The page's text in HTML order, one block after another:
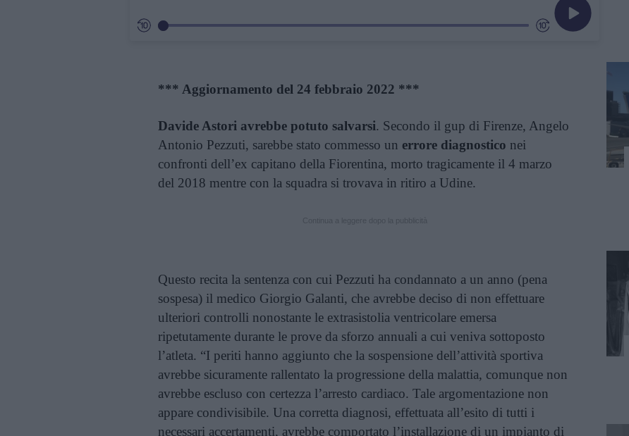
*** Aggiornamento del 24 febbraio 2022 ***
Davide Astori avrebbe potuto salvarsi. Secondo il gup di Firenze, Angelo
Antonio Pezzuti, sarebbe stato commesso un errore diagnostico nei
confronti dell’ex capitano della Fiorentina, morto tragicamente il 4 marzo
del 2018 mentre con la squadra si trovava in ritiro a Udine.
Questo recita la sentenza con cui Pezzuti ha condannato a un anno (pena
sospesa) il medico Giorgio Galanti, che avrebbe deciso di non effettuare
ulteriori controlli nonostante le extrasistolia ventricolare emersa
ripetutamente durante le prove da sforzo annuali a cui veniva sottoposto
l’atleta. “I periti hanno aggiunto che la sospensione dell’attività sportiva
avrebbe sicuramente rallentato la progressione della malattia, comunque non
avrebbe escluso con certezza l’arresto cardiaco. Tale argomentazione non
appare condivisibile. Una corretta diagnosi, effettuata all’esito di tutti i
necessari accertamenti, avrebbe comportato l’installazione di un impianto di